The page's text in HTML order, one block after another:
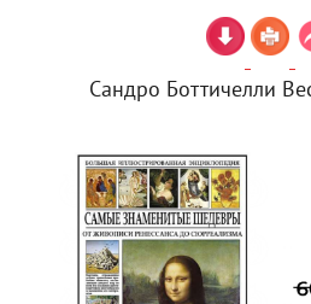
Сандро Боттичелли